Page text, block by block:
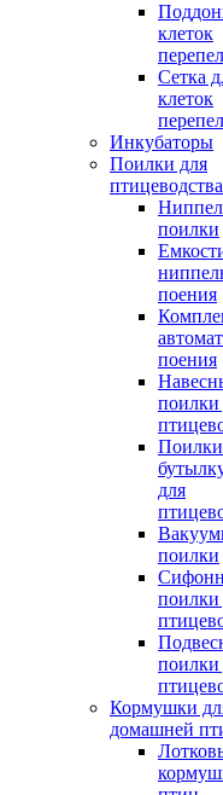
клеток
Сетка
клеток
Инкубаторы
Поилки для
птицеводства
поилки
поения
поения
поилки
для
поилки
поилки
поилки
Кормушки
домашней